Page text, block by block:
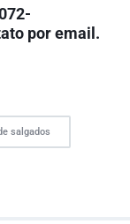
por email.
salgados